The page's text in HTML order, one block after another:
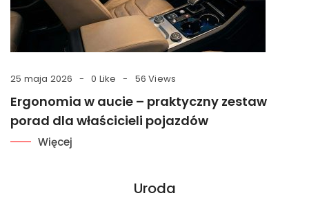
25 maja 2026 0 Like 56 Views
Ergonomia w aucie – praktyczny zestaw
porad dla właścicieli pojazdów
Więcej
Uroda